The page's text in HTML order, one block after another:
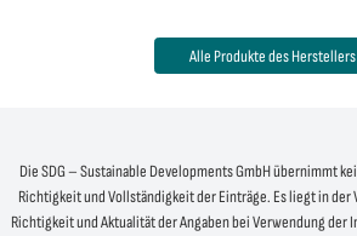
Alle Produkte des Herstellers
Die SDG – Sustainable Developments GmbH übernimmt
Richtigkeit und Vollständigkeit der Einträge. Es liegt in der
Richtigkeit und Aktualität der Angaben bei Verwendung